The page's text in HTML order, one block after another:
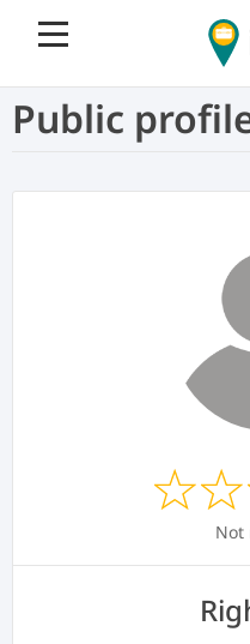
Public
Not